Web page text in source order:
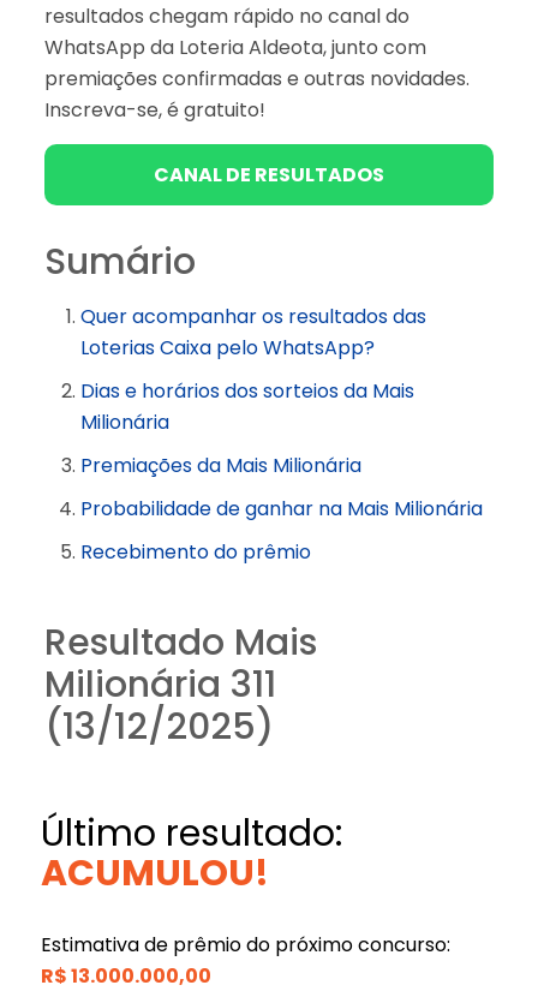
resultados chegam rápido no canal do
WhatsApp da Loteria Aldeota, junto com
premiações confirmadas e outras novidades.
Inscreva-se, é gratuito!
CANAL DE RESULTADOS
Sumário
Quer acompanhar os resultados das
Loterias Caixa pelo WhatsApp?
Dias e horários dos sorteios da Mais
Milionária
Premiações da Mais Milionária
Probabilidade de ganhar na Mais Milionária
Recebimento do prêmio
Resultado Mais
Milionária 311
(13/12/2025)
Último resultado:
ACUMULOU!
Estimativa de prêmio do próximo concurso:
R$13.000.000,00